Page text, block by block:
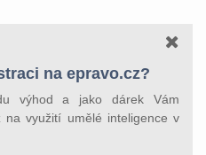
na epravo.cz?
výhod a jako dárek Vám
využití umělé inteligence v